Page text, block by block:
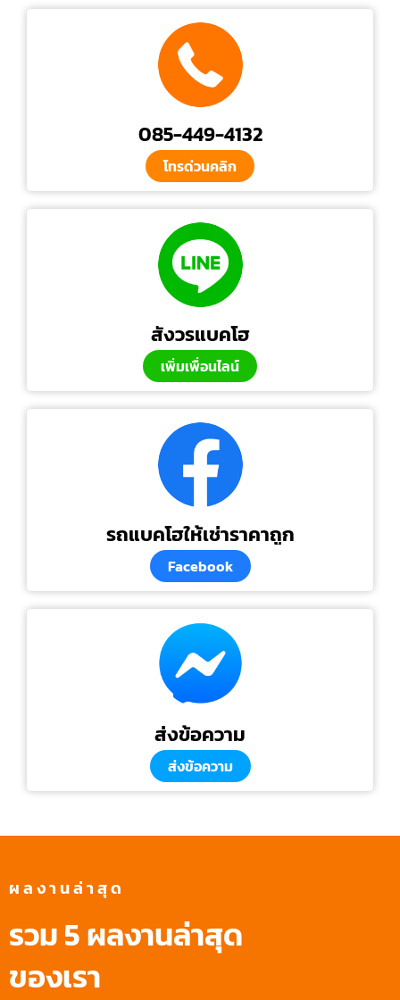
085-449-4132
โทรด่วนคลิก
สังวรแบคโฮ
เพิ่มเพื่อนไลน์
รถแบคโฮให้เช่าราคาถูก
Facebook
ส่งข้อความ
ส่งข้อความ
ผลงานล่าสุด
รวม 5 ผลงานล่าสุด
ของเรา